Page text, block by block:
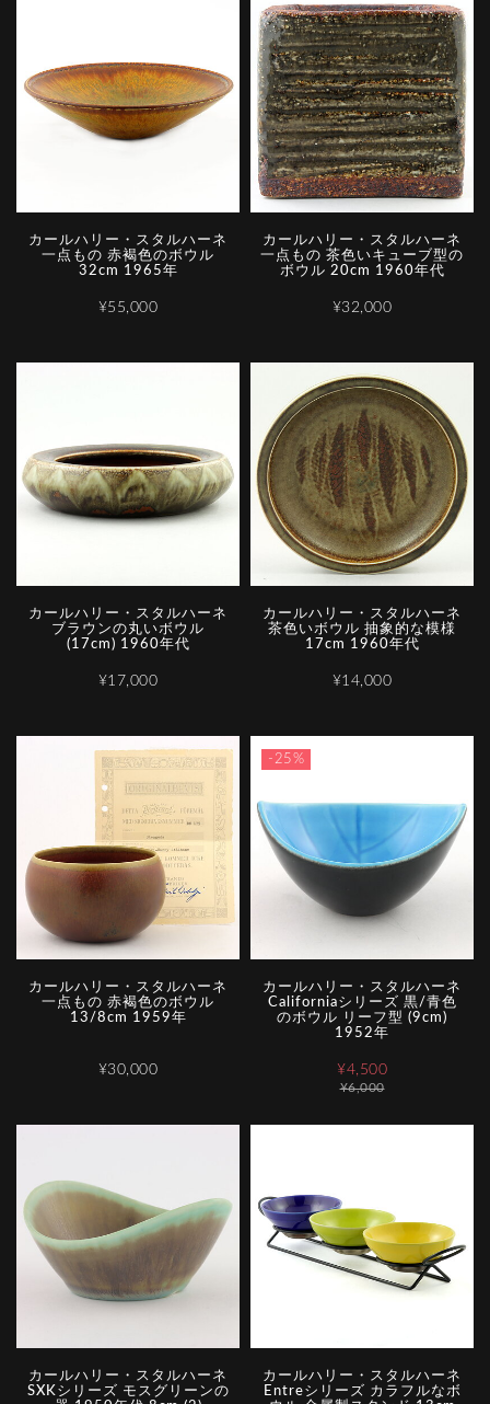
カールハリー・スタルハーネ
一点もの 赤褐色のボウル
32cm 1965年
¥55,000
カールハリー・スタルハーネ
一点もの 茶色いキューブ型の
ボウル 20cm 1960年代
¥32,000
カールハリー・スタルハーネ
ブラウンの丸いボウル
(17cm) 1960年代
¥17,000
カールハリー・スタルハーネ
茶色いボウル 抽象的な模様
17cm 1960年代
¥14,000
カールハリー・スタルハーネ
一点もの 赤褐色のボウル
13/8cm 1959年
¥30,000
-25%
カールハリー・スタルハーネ
Californiaシリーズ 黒/青色
のボウル リーフ型 (9cm)
1952年
¥6,000
¥4,500
カールハリー・スタルハーネ
SXKシリーズ モスグリーンの
カールハリー・スタルハーネ
Entreシリーズ カラフルなボ